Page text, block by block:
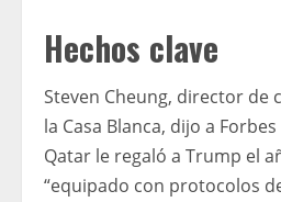
Hechos clave
Steven Cheung, director de
la Casa Blanca, dijo a
Qatar le regaló a Trump el
“equipado con protocolos